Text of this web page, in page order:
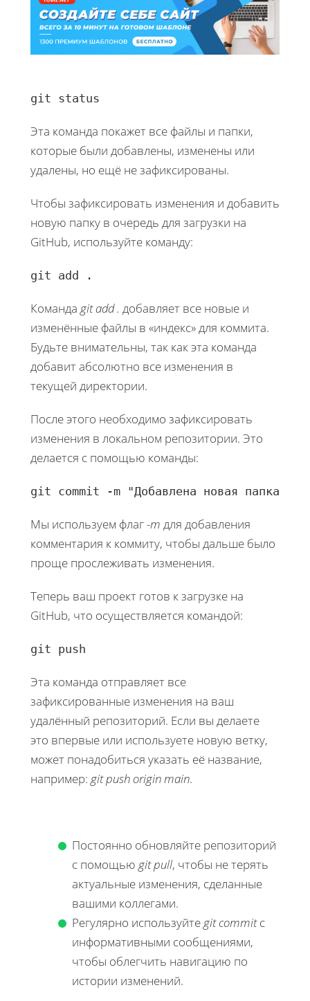
git status
Эта команда покажет все файлы и папки,
которые были добавлены, изменены или
удалены, но ещё не зафиксированы.
Чтобы зафиксировать изменения и добавить
новую папку в очередь для загрузки на
GitHub, используйте команду:
git add .
Команда git add . добавляет все новые и
изменённые файлы в «индекс» для коммита.
Будьте внимательны, так как эта команда
добавит абсолютно все изменения в
текущей директории.
После этого необходимо зафиксировать
изменения в локальном репозитории. Это
делается с помощью команды:
git commit -m "Добавлена новая папка и
Мы используем флаг-m для добавления
комментария к коммиту, чтобы дальше было
проще прослеживать изменения.
Теперь ваш проект готов к загрузке на
GitHub, что осуществляется командой:
git push
Эта команда отправляет все
зафиксированные изменения на ваш
удалённый репозиторий. Если вы делаете
это впервые или используете новую ветку,
может понадобиться указать её название,
например: git push origin main.
Постоянно обновляйте репозиторий
с помощью git pull, чтобы не терять
актуальные изменения, сделанные
вашими коллегами.
Регулярно используйте git commitс
информативными сообщениями,
чтобы облегчить навигацию по
истории изменений.